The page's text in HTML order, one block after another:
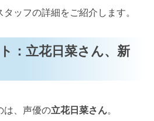
ッフの詳細をご紹介します。
：立花日菜さん、新
は、声優の立花日菜さん。